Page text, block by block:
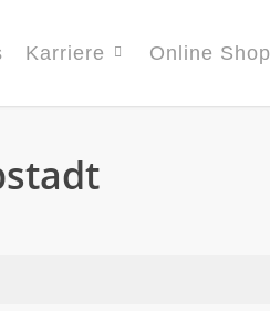
Karriere Online Shop